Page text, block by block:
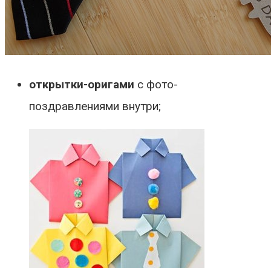
открытки-оригами с фото-
поздравлениями внутри;